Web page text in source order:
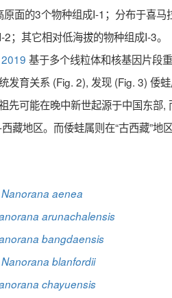
原面的3个物种组成I-1；分布于喜马
；其它相对低海拔的物种组成I-3。
基于多个线粒体和核基因片段
发育关系 (Fig. 2), 发现 (Fig. 3) 倭
先可能在晚中新世起源于中国东部,
藏地区。而倭蛙属则在“古西藏”地
Nanorana aenea
arunachalensis
bangdaensis
Nanorana blanfordii
chayuensis